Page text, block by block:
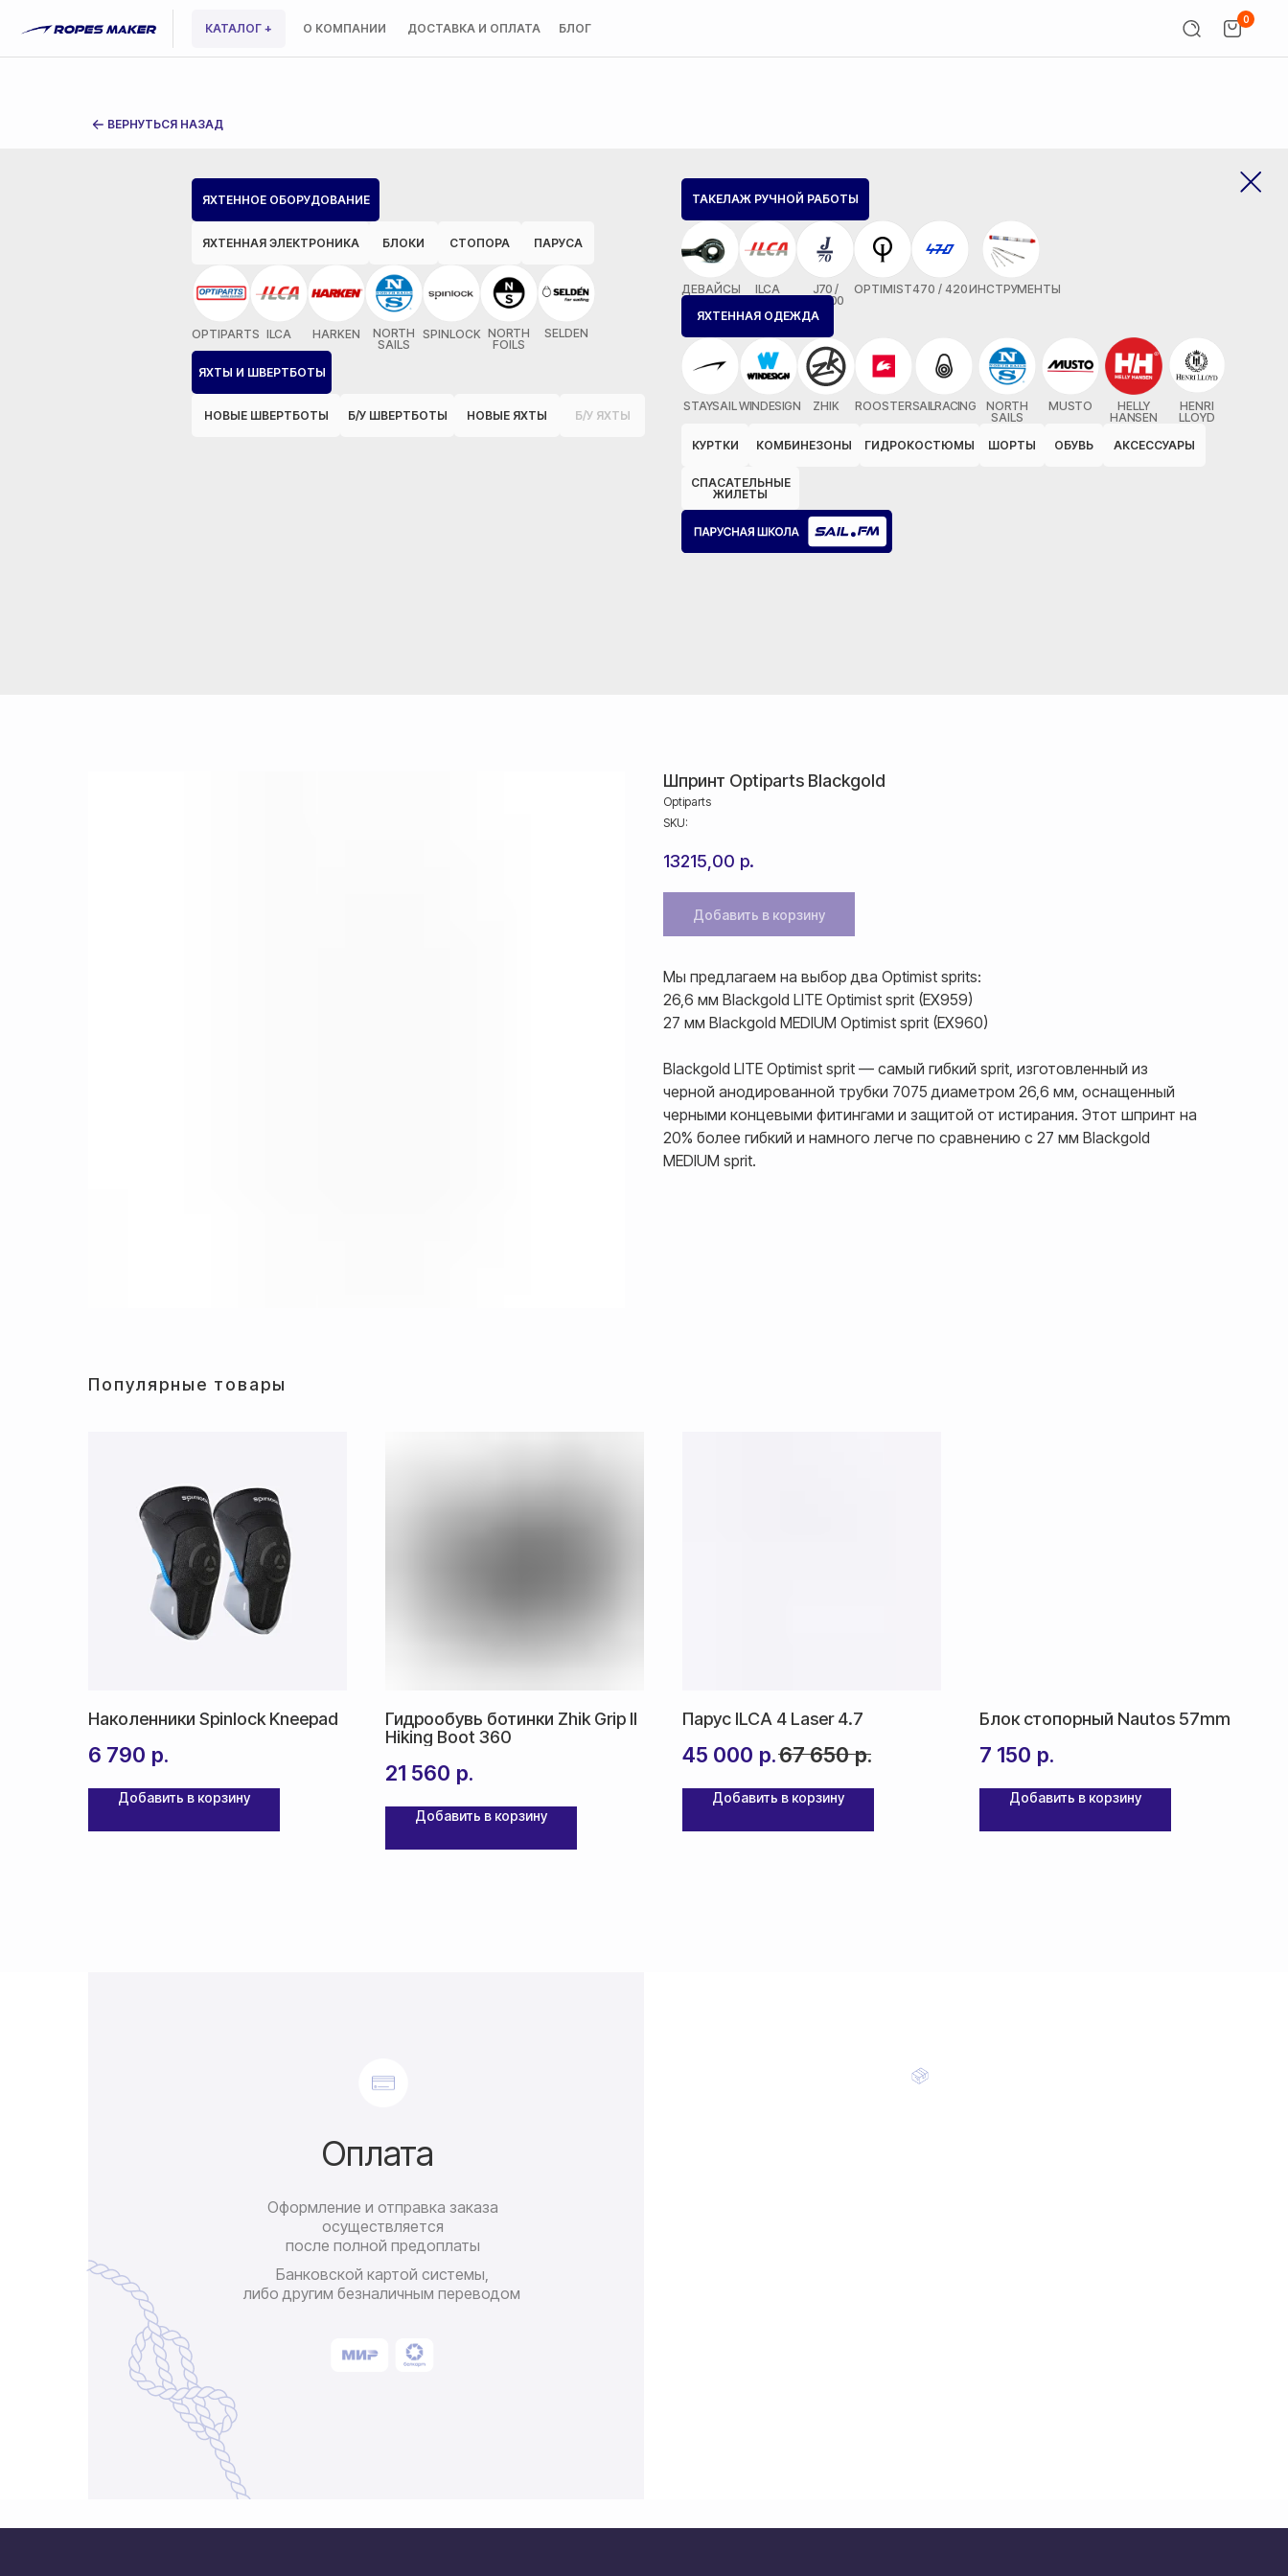
О КОМПАНИИ ДОСТАВКА И ОПЛАТА БЛОГ
КАТАЛОГ +
0
ВЕРНУТЬСЯ НАЗАД
ЯХТЕННОЕ ОБОРУДОВАНИЕ
ЯХТЕННАЯ ЭЛЕКТРОНИКА БЛОКИ СТОПОРА ПАРУСА
OPTIPARTS ILCA HARKEN
NORTH
SAILS
SPINLOCK NORTH
FOILS
SELDEN
ЯХТЫ И ШВЕРТБОТЫ
НОВЫЕ ШВЕРТБОТЫ Б/У ШВЕРТБОТЫ НОВЫЕ ЯХТЫ Б/У ЯХТЫ
ТАКЕЛАЖ РУЧНОЙ РАБОТЫ
ДЕВАЙСЫ ILCA
J70 /
MX700
OPTIMIST470 / 420ИНСТРУМЕНТЫ
ЯХТЕННАЯ ОДЕЖДА
STAYSAILWINDESIGN ZHIK ROOSTERSAILRACING
NORTH
SAILS
MUSTO
HELLY
HANSEN
HENRI
LLOYD
КУРТКИ
КОМБИНЕЗОНЫ ГИДРОКОСТЮМЫ ШОРТЫ ОБУВЬ АКСЕССУАРЫ
СПАСАТЕЛЬНЫЕ
ЖИЛЕТЫ
Шпринт Optiparts Blackgold
Optiparts
SKU:
13215,00 р.
Добавить в корзину
Мы предлагаем на выбор два Optimist sprits:
26,6 мм Blackgold LITE Optimist sprit (EX959)
27 мм Blackgold MEDIUM Optimist sprit (EX960)
Blackgold LITE Optimist sprit — самый гибкий sprit, изготовленный из
черной анодированной трубки 7075 диаметром 26,6 мм, оснащенный
черными концевыми фитингами и защитой от истирания. Этот шпринт на
20% более гибкий и намного легче по сравнению с 27 мм Blackgold
MEDIUM sprit.
Популярные товары
Наколенники Spinlock Kneepad
6 790 р.
Добавить в корзину
Гидрообувь ботинки Zhik Grip II
Hiking Boot 360
21 560 р.
Добавить в корзину
Парус ILCA 4 Laser 4.7
45 000 р.67 650 р.
Добавить в корзину
Блок стопорный Nautos 57mm
7 150 р.
Добавить в корзину
Банковской картой системы,
либо другим безналичным переводом
Оплата
Оформление и отправка заказа
осуществляется
после полной предоплаты